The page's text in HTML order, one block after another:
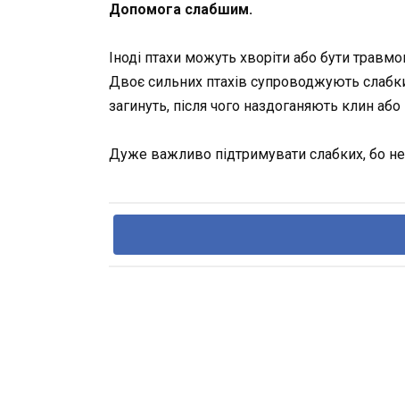
Допомога слабшим.
Іноді птахи можуть хворіти або бути
Двоє сильних птахів супроводжують
загинуть, після чого наздоганяють клин
Дуже важливо підтримувати слабких, бо